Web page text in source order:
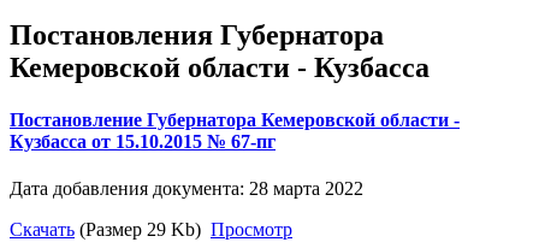
Постановления Губернатора
Кемеровской области - Кузбасса
Постановление Губернатора Кемеровской области -
Кузбасса от 15.10.2015 № 67-пг
Дата добавления документа: 28 марта 2022
Скачать (Размер 29 Kb) Просмотр